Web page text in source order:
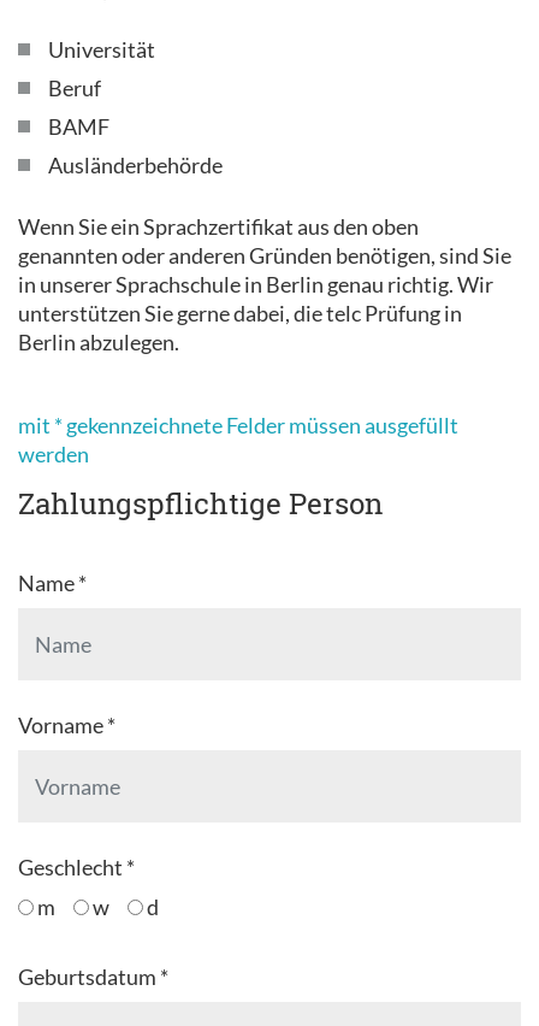
Universität
Beruf
BAMF
Ausländerbehörde
Wenn Sie ein Sprachzertifikat aus den oben
genannten oder anderen Gründen benötigen, sind Sie
in unserer Sprachschule in Berlin genau richtig. Wir
unterstützen Sie gerne dabei, die telc Prüfung in
Berlin abzulegen.
mit * gekennzeichnete Felder müssen ausgefüllt
werden
Zahlungspflichtige Person
Name *
Vorname *
Geschlecht *
m
w d
Geburtsdatum *